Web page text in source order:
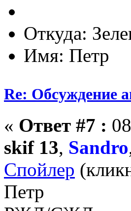
Откуда:
Имя: Петр
Re: Обсуждение
« Ответ #7 :
skif 13, Sandro
Спойлер
Петр